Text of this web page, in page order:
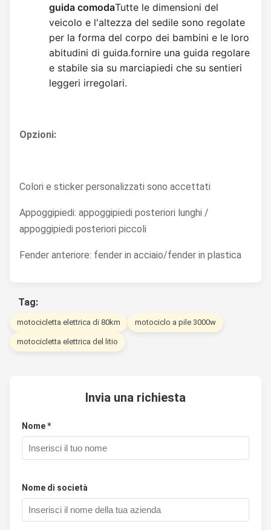
guida comodaTutte le dimensioni del
veicolo e l'altezza del sedile sono regolate
per la forma del corpo dei bambini e le loro
abitudini di guida.fornire una guida regolare
e stabile sia su marciapiedi che su sentieri
leggeri irregolari.
Opzioni:
Colori e sticker personalizzati sono accettati
Appoggipiedi: appoggipiedi posteriori lunghi /
appoggipiedi posteriori piccoli
Fender anteriore: fender in acciaio/fender in plastica
Tag:
motocicletta elettrica di 80km motociclo a pile 3000w
motocicletta elettrica del litio
Invia una richiesta
Nome *
Nome di società